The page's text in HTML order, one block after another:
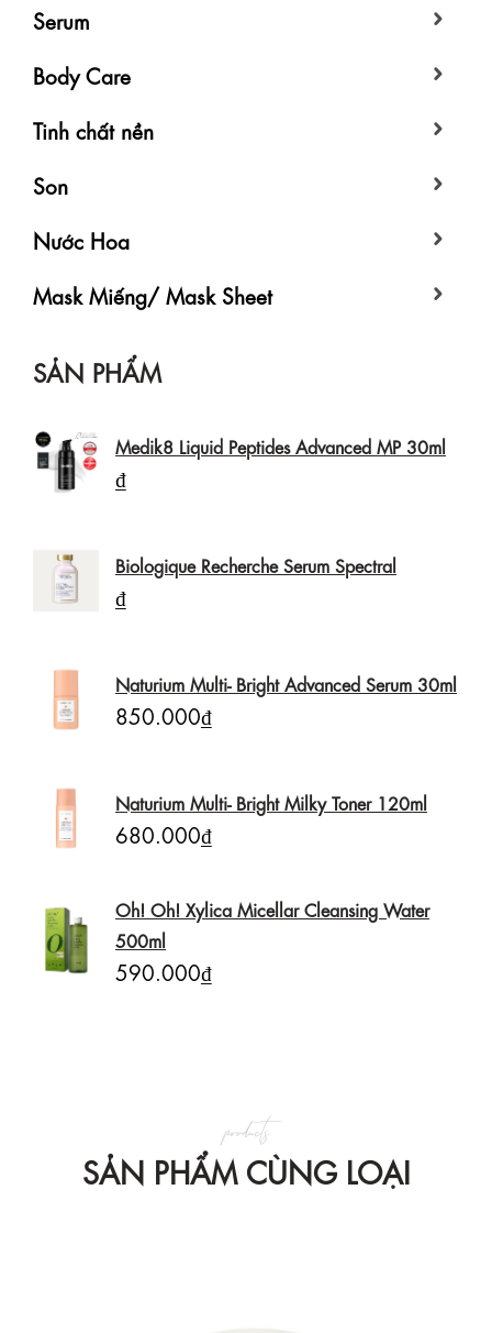
Serum
Body Care
Tinh chất nền
Son
Nước Hoa
Mask Miếng/ Mask Sheet
SẢN PHẨM
Medik8 Liquid Peptides Advanced MP 30ml
₫
Biologique Recherche Serum Spectral
₫
Naturium Multi- Bright Advanced Serum 30ml
850.000₫
Naturium Multi- Bright Milky Toner 120ml
680.000₫
Oh! Oh! Xylica Micellar Cleansing Water
500ml
590.000₫
SẢN PHẨM CÙNG LOẠI
products